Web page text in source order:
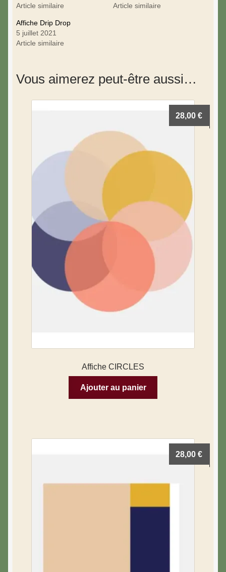
Article similaire
Article similaire
Affiche Drip Drop
5 juillet 2021
Article similaire
Vous aimerez peut-être aussi…
Affiche CIRCLES
28,00€
Ajouter au panier
28,00€